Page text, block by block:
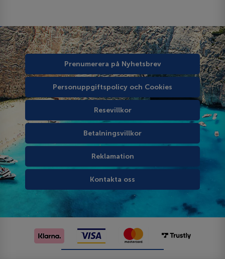
Prenumerera på Nyhetsbrev
Personuppgiftspolicy och Cookies
Resevillkor
Betalningsvillkor
Reklamation
Kontakta oss